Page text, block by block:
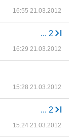
16:55 21.03.2012
... 2
16:29 21.03.2012
15:28 21.03.2012
... 2
15:24 21.03.2012